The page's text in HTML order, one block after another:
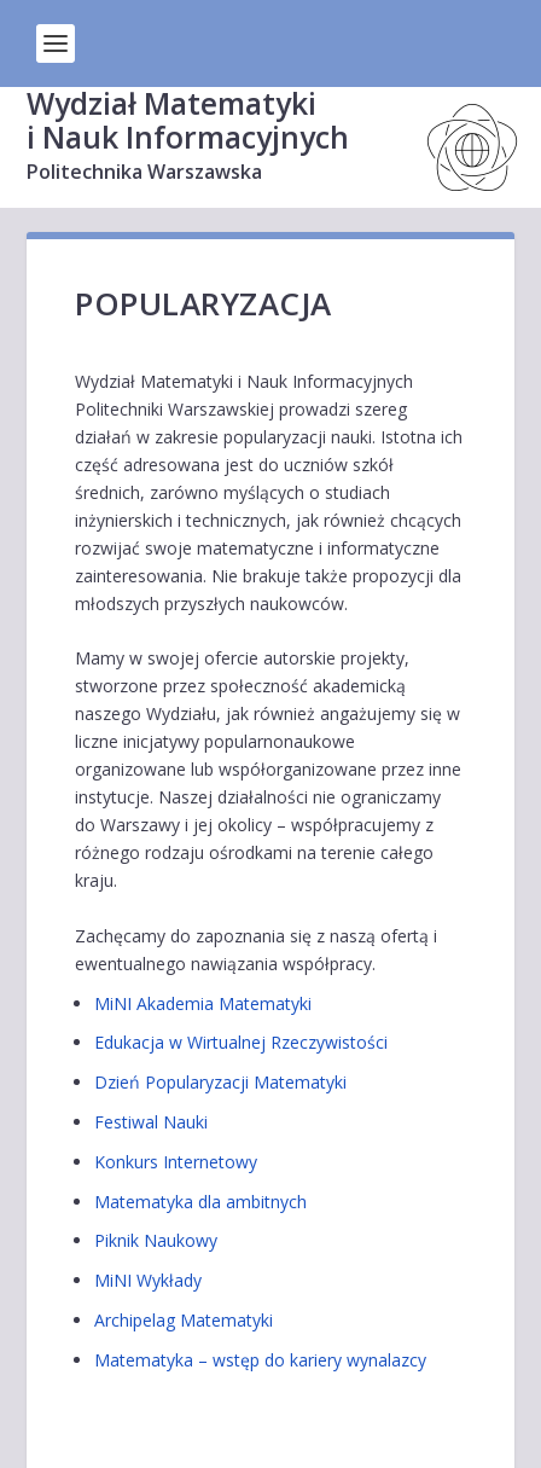
Wydział Matematyki
i Nauk Informacyjnych
Politechnika Warszawska
POPULARYZACJA
Wydział Matematyki i Nauk Informacyjnych
Politechniki Warszawskiej prowadzi szereg
działań w zakresie popularyzacji nauki. Istotna ich
część adresowana jest do uczniów szkół
średnich, zarówno myślących o studiach
inżynierskich i technicznych, jak również chcących
rozwijać swoje matematyczne i informatyczne
zainteresowania. Nie brakuje także propozycji dla
młodszych przyszłych naukowców.
Mamy w swojej ofercie autorskie projekty,
stworzone przez społeczność akademicką
naszego Wydziału, jak również angażujemy się w
liczne inicjatywy popularnonaukowe
organizowane lub współorganizowane przez inne
instytucje. Naszej działalności nie ograniczamy
do Warszawy i jej okolicy – współpracujemy z
różnego rodzaju ośrodkami na terenie całego
kraju.
Zachęcamy do zapoznania się z naszą ofertą i
ewentualnego nawiązania współpracy.
MiNI Akademia Matematyki
Edukacja w Wirtualnej Rzeczywistości
Dzień Popularyzacji Matematyki
Festiwal Nauki
Konkurs Internetowy
Matematyka dla ambitnych
Piknik Naukowy
MiNI Wykłady
Archipelag Matematyki
Matematyka – wstęp do kariery wynalazcy